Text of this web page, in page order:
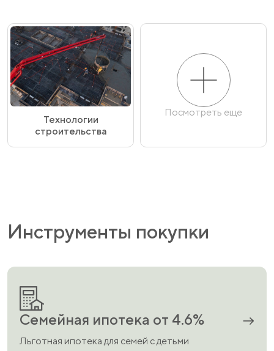
Технологии
строительства
Посмотреть еще
Инструменты покупки
Семейная ипотека от 4.6%
Льготная ипотека для семей с детьми